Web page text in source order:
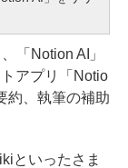
「Notion AI」
アプリ「Notio
約、執筆の補助
といったさま